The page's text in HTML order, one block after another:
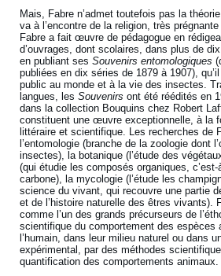
Mais, Fabre n’admet toutefois pas la
va à l’encontre de la religion, très
Fabre a fait œuvre de pédagogue en
d’ouvrages, dont scolaires, dans plus de
en publiant sesSouvenirs entomologiques
publiées en dix séries de 1879 à 1907),
public au monde et à la vie des insectes.
langues, lesSouvenirs ont été réédités en
dans la collection Bouquins chez Robert
constituent une œuvre exceptionnelle, à la
littéraire et scientifique. Les recherches de
l’entomologie (branche de la zoologie dont
insectes), la botanique (l’étude des
(qui étudie les composés organiques,
carbone), la mycologie (l’étude les
science du vivant, qui recouvre une partie
et de l’histoire naturelle des êtres vivants).
comme l’un des grands précurseurs de
scientifique du comportement des espèces
l’humain, dans leur milieu naturel ou dans
expérimental, par des méthodes
quantification des comportements animaux.